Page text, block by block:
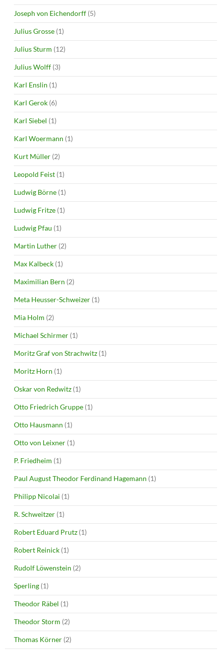
Joseph von Eichendorff (5)
Julius Grosse (1)
Julius Sturm (12)
Julius Wolff (3)
Karl Enslin (1)
Karl Gerok (6)
Karl Siebel (1)
Karl Woermann (1)
Kurt Müller (2)
Leopold Feist (1)
Ludwig Börne (1)
Ludwig Fritze (1)
Ludwig Pfau (1)
Martin Luther (2)
Max Kalbeck (1)
Maximilian Bern (2)
Meta Heusser-Schweizer (1)
Mia Holm (2)
Michael Schirmer (1)
Moritz Graf von Strachwitz (1)
Moritz Horn (1)
Oskar von Redwitz (1)
Otto Friedrich Gruppe (1)
Otto Hausmann (1)
Otto von Leixner (1)
P. Friedheim (1)
Paul August Theodor Ferdinand Hagemann (1)
Philipp Nicolai (1)
R. Schweitzer (1)
Robert Eduard Prutz (1)
Robert Reinick (1)
Rudolf Löwenstein (2)
Sperling (1)
Theodor Räbel (1)
Theodor Storm (2)
Thomas Körner (2)